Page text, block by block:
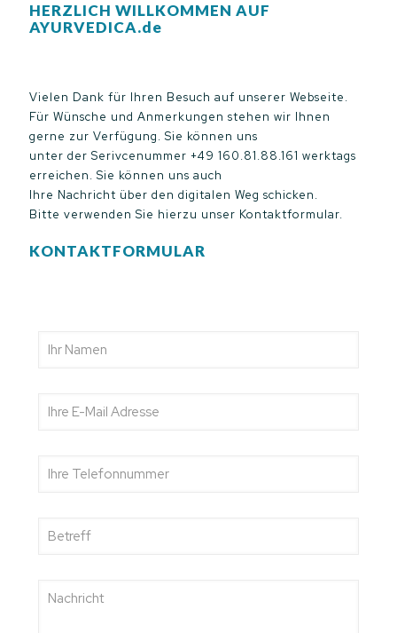
HERZLICH WILLKOMMEN AUF
AYURVEDICA.de
Vielen Dank für Ihren Besuch auf unserer Webseite.
Für Wünsche und Anmerkungen stehen wir Ihnen
gerne zur Verfügung. Sie können uns
unter der Serivcenummer +49 160.81.88.161 werktags
erreichen. Sie können uns auch
Ihre Nachricht über den digitalen Weg schicken.
Bitte verwenden Sie hierzu unser Kontaktformular.
KONTAKTFORMULAR